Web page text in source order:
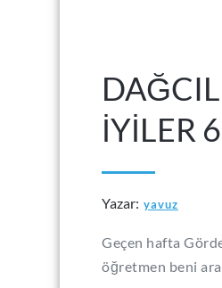
İYİLER
Yazar: yavuz
Geçen hafta
öğretmen beni